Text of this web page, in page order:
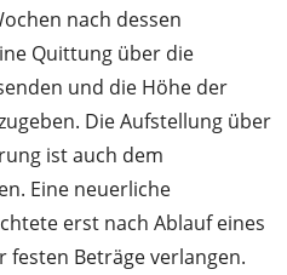
nach dessen
Quittung über die
und die Höhe der
Die Aufstellung über
ist auch dem
Eine neuerliche
erst nach Ablauf eines
festen Beträge verlangen.